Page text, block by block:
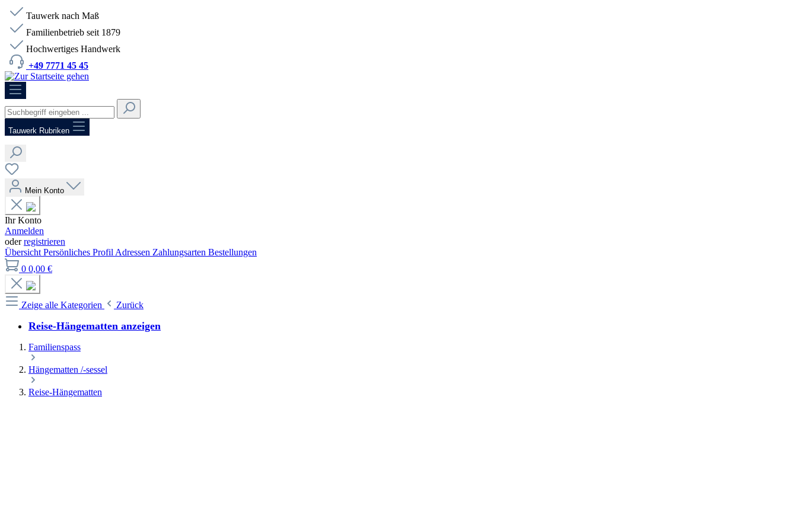
Tauwerk nach Maß
Familienbetrieb seit 1879
Hochwertiges Handwerk
+49 7771 45 45
+49 7771 45 45
Tauwerk Rubriken
Mein Konto
Ihr Konto
Anmelden
oderregistrieren
Übersicht Persönliches Profil Adressen Zahlungsarten Bestellungen
0 0,00 €
Zeige alle Kategorien Zurück
Reise-Hängematten anzeigen
Familienspass
Hängematten /-sessel
Reise-Hängematten